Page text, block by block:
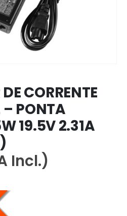
CORRENTE
– PONTA
19.5V 2.31A
Incl.)